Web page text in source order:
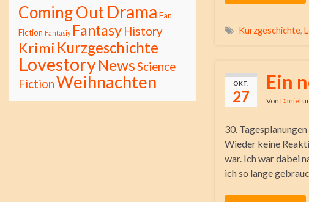
Kurzgeschichte,
OKT.
27
Ein
Von Daniel
30.
Wieder keine
war. Ich war dabei
ich so lange
Coming OutDrama Fan
Fiction Fantasiy Fantasy History
Krimi Kurzgeschichte
LovestoryNewsScience
FictionWeihnachten